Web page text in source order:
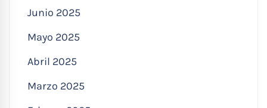
Junio 2025
Mayo 2025
Abril 2025
Marzo 2025